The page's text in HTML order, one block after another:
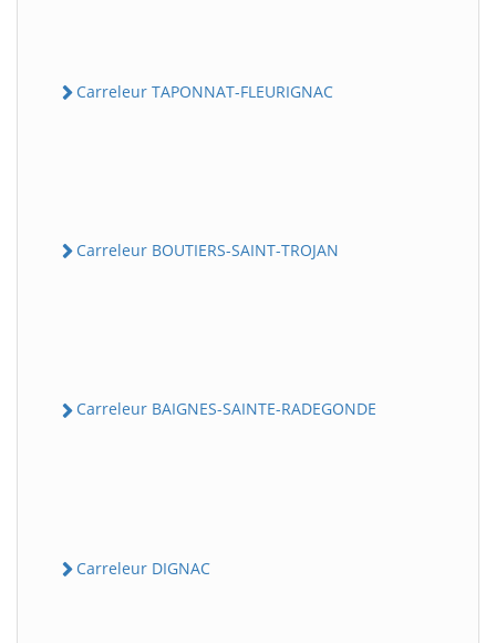
Carreleur TAPONNAT-FLEURIGNAC
Carreleur BOUTIERS-SAINT-TROJAN
Carreleur BAIGNES-SAINTE-RADEGONDE
Carreleur DIGNAC